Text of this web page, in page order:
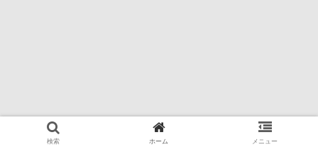
検索 ホーム メニュー